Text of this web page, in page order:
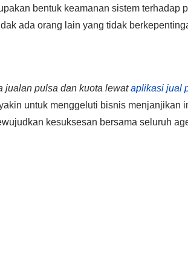
bentuk keamanan sistem terhadap
ada orang lain yang tidak
jualan pulsa dan kuota lewataplikasi jual
untuk menggeluti bisnis menjanjikan
kesuksesan bersama seluruh